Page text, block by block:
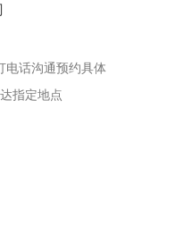
电话沟通预约具体
指定地点